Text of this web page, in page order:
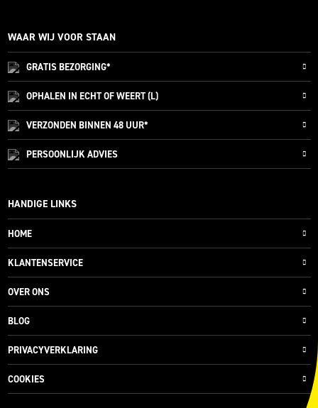
WAAR WIJ VOOR STAAN
GRATISBEZORGING*
OPHALEN IN ECHT OF WEERT (L)
VERZONDEN BINNEN 48 UUR*
PERSOONLIJKADVIES
HANDIGE LINKS
HOME
KLANTENSERVICE
OVER ONS
BLOG
PRIVACYVERKLARING
COOKIES